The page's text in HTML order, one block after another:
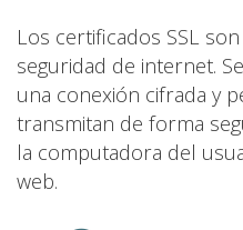
Los certificados SSL
seguridad de internet.
una conexión cifrada y
transmitan de forma
la computadora del
web.